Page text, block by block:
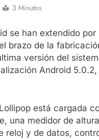
Atrás
Atrás
en México te lleva a
Atrás
Artificial
3 Minutos
se han extendido
brazo de la
versión del
Android
está cargada
una medidor de
reloj y de datos,